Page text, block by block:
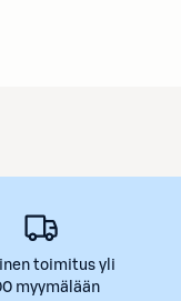
toimitus yli
myymälään